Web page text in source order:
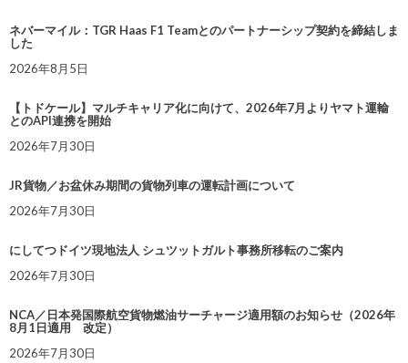
ネバーマイル：TGR Haas F1 Teamとのパートナーシップ契約を締結しま
した
2026年8月5日
【トドケール】マルチキャリア化に向けて、2026年7月よりヤマト運輸
とのAPI連携を開始
2026年7月30日
JR貨物／お盆休み期間の貨物列車の運転計画について
2026年7月30日
にしてつドイツ現地法人 シュツットガルト事務所移転のご案内
2026年7月30日
NCA／日本発国際航空貨物燃油サーチャージ適用額のお知らせ（2026年
8月1日適用 改定）
2026年7月30日